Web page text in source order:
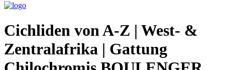
Cichliden von A-Z | West- &
Zentralafrika | Gattung